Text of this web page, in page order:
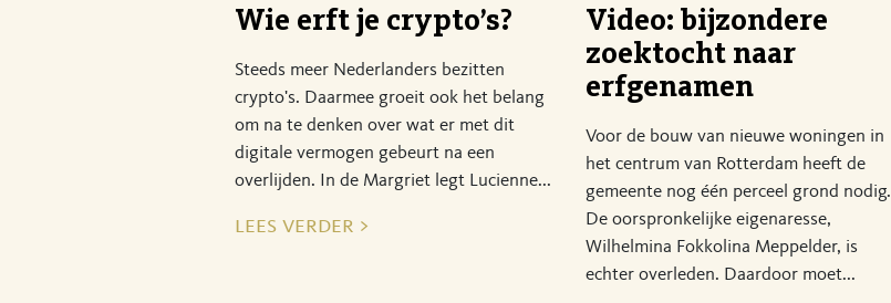
Wie erft je crypto’s?
Steeds meer Nederlanders bezitten
crypto's. Daarmee groeit ook het belang
om na te denken over wat er met dit
digitale vermogen gebeurt na een
overlijden. In de Margriet legt Lucienne...
lees verder >
Video: bijzondere
zoektocht naar
erfgenamen
Voor de bouw van nieuwe woningen in
het centrum van Rotterdam heeft de
gemeente nog één perceel grond nodig.
De oorspronkelijke eigenaresse,
Wilhelmina Fokkolina Meppelder, is
echter overleden. Daardoor moet...